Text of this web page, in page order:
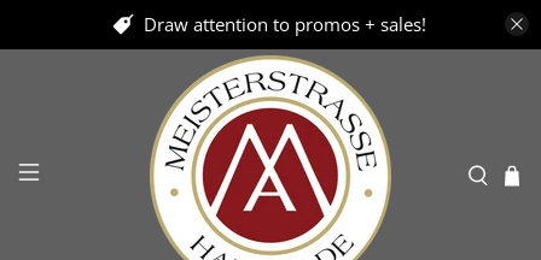
Draw attention to promos + sales!